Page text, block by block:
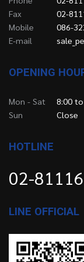
Fax
02-
Mobile
086-
E-mail
OPENING
Mon - Sat
8:00
Sun
Close
HOTLINE
02-
LINE OFFICIAL